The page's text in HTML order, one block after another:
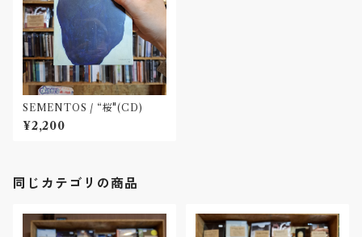
SEMENTOS / “桜"(CD)
¥2,200
同じカテゴリの商品